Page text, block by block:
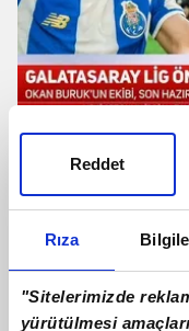
Rıza
"Sitelerimizde
yürütülmesi
Reddet
gelişmesi!